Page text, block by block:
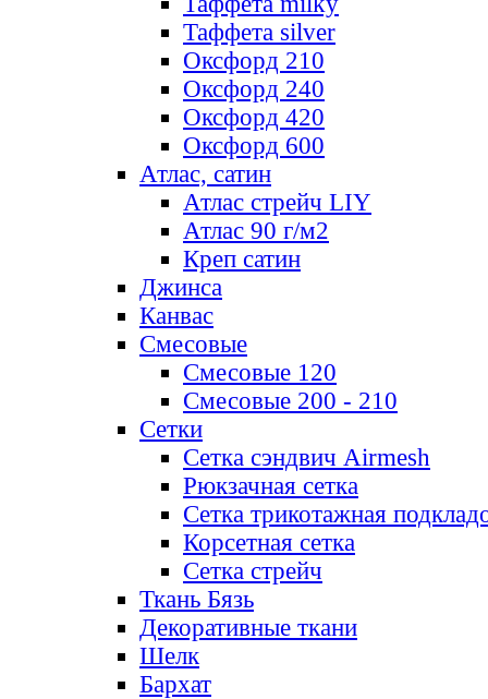
Таффета silver
Оксфорд 210
Оксфорд 240
Оксфорд 420
Оксфорд 600
Атлас, сатин
Атлас стрейч LIY
Атлас 90 г/м2
Креп сатин
Джинса
Канвас
Смесовые
Смесовые 120
Смесовые 200 - 210
Сетки
Сетка сэндвич Airmesh
Рюкзачная сетка
Сетка трикотажная
Корсетная сетка
Сетка стрейч
Ткань Бязь
Декоративные ткани
Шелк
Бархат